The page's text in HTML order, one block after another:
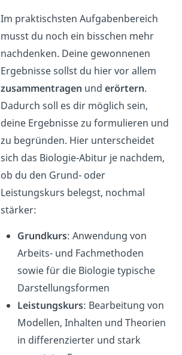
Im praktischsten Aufgabenbereich
musst du noch ein bisschen mehr
nachdenken. Deine gewonnenen
Ergebnisse sollst du hier vor allem
zusammentragen und erörtern.
Dadurch soll es dir möglich sein,
deine Ergebnisse zu formulieren und
zu begründen. Hier unterscheidet
sich das Biologie-Abitur je nachdem,
ob du den Grund- oder
Leistungskurs belegst, nochmal
stärker:
Grundkurs: Anwendung von
Arbeits- und Fachmethoden
sowie für die Biologie typische
Darstellungsformen
Leistungskurs: Bearbeitung von
Modellen, Inhalten und Theorien
in differenzierter und stark